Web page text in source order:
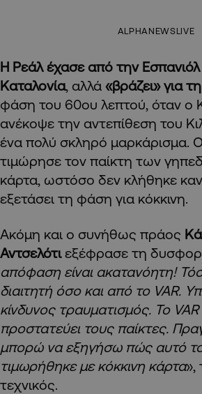
ALPHANEWSLIVE
Η Ρεάλ έχασε από την
Καταλονία, αλλά «βράζει» για
φάση του 60ου λεπτού, όταν ο
ανέκοψε την αντεπίθεση του
ένα πολύ σκληρό μαρκάρισμα.
τιμώρησε τον παίκτη των
κάρτα, ωστόσο δεν κλήθηκε
εξετάσει τη φάση για κόκκινη.
Ακόμη και ο συνήθως πράος
Αντσελότιεξέφρασε τη
απόφαση είναι ακατανόητη!
διαιτητή όσο και από το VAR.
κίνδυνος τραυματισμός. Το VAR
προστατεύει τους παίκτες.
μπορώ να εξηγήσω πώς αυτό
τιμωρήθηκε με κόκκινη κάρτα»,
τεχνικός.